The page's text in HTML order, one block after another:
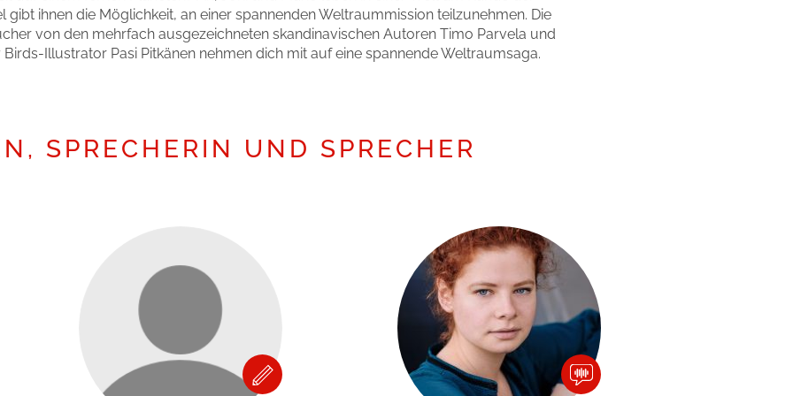
gibt ihnen die Möglichkeit, an einer spannenden Weltraummission teilzunehmen. Die
von den mehrfach ausgezeichneten skandinavischen Autoren Timo Parvela und
Illustrator Pasi Pitkänen nehmen dich mit auf eine spannende Weltraumsaga.
SPRECHERIN UND SPRECHER